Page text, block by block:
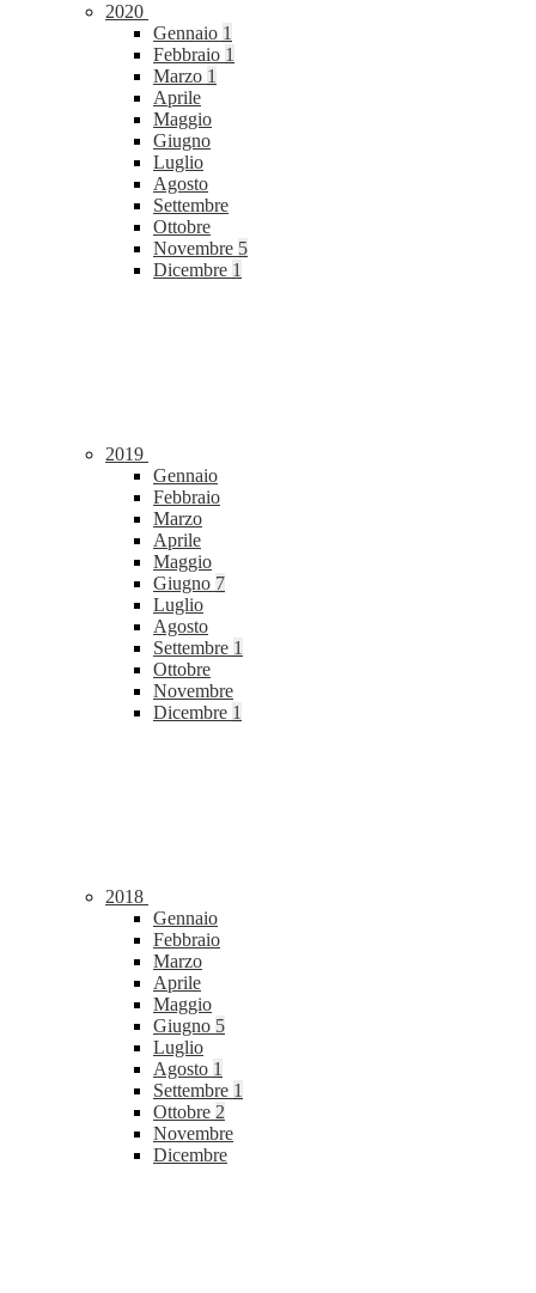
2020
Gennaio 1
Febbraio 1
Marzo 1
Aprile
Maggio
Giugno
Luglio
Agosto
Settembre
Ottobre
Novembre 5
Dicembre 1
2019
Gennaio
Febbraio
Marzo
Aprile
Maggio
Giugno 7
Luglio
Agosto
Settembre 1
Ottobre
Novembre
Dicembre 1
2018
Gennaio
Febbraio
Marzo
Aprile
Maggio
Giugno 5
Luglio
Agosto 1
Settembre 1
Ottobre 2
Novembre
Dicembre